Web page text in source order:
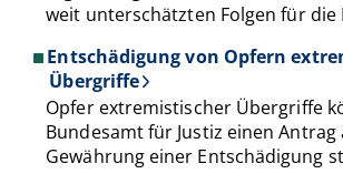
weit unterschätzten Folgen für die
Entschädigung von Opfern
Übergriffe
Opfer extremistischer Übergriffe
Bundesamt für Justiz einen Antrag
Gewährung einer Entschädigung